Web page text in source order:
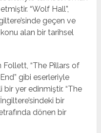
“Wolf Hall”,
geçen ve
alan bir tarihsel
Follett, “The Pillars of
gibi eserleriyle
yer edinmiştir. “The
bir
dönen bir